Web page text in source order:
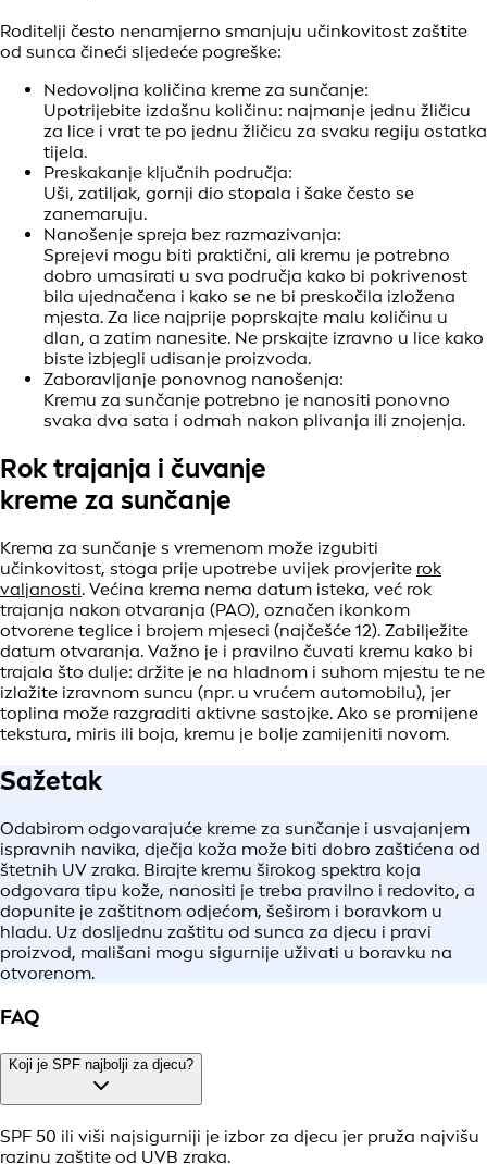
Roditelji često nenamjerno smanjuju učinkovitost zaštite
od sunca čineći sljedeće pogreške:
Nedovoljna količina kreme za sunčanje:
Upotrijebite izdašnu količinu: najmanje jednu žličicu
za lice i vrat te po jednu žličicu za svaku regiju ostatka
tijela.
Preskakanje ključnih područja:
Uši, zatiljak, gornji dio stopala i šake često se
zanemaruju.
Nanošenje spreja bez razmazivanja:
Sprejevi mogu biti praktični, ali kremu je potrebno
dobro umasirati u sva područja kako bi pokrivenost
bila ujednačena i kako se ne bi preskočila izložena
mjesta. Za lice najprije poprskajte malu količinu u
dlan, a zatim nanesite. Ne prskajte izravno u lice kako
biste izbjegli udisanje proizvoda.
Zaboravljanje ponovnog nanošenja:
Kremu za sunčanje potrebno je nanositi ponovno
svaka dva sata i odmah nakon plivanja ili znojenja.
Rok trajanja i čuvanje
kreme za sunčanje
Krema za sunčanje s vremenom može izgubiti
učinkovitost, stoga prije upotrebe uvijek provjerite rok
valjanosti. Većina krema nema datum isteka, već rok
trajanja nakon otvaranja (PAO), označen ikonkom
otvorene teglice i brojem mjeseci (najčešće 12). Zabilježite
datum otvaranja. Važno je i pravilno čuvati kremu kako bi
trajala što dulje: držite je na hladnom i suhom mjestu te ne
izlažite izravnom suncu (npr. u vrućem automobilu), jer
toplina može razgraditi aktivne sastojke. Ako se promijene
tekstura, miris ili boja, kremu je bolje zamijeniti novom.
Sažetak
Odabirom odgovarajuće kreme za sunčanje i usvajanjem
ispravnih navika, dječja koža može biti dobro zaštićena od
štetnih UV zraka. Birajte kremu širokog spektra koja
odgovara tipu kože, nanositi je treba pravilno i redovito, a
dopunite je zaštitnom odjećom, šeširom i boravkom u
hladu. Uz dosljednu zaštitu od sunca za djecu i pravi
proizvod, mališani mogu sigurnije uživati u boravku na
otvorenom.
FAQ
Koji je SPF najbolji za djecu?
SPF 50 ili viši najsigurniji je izbor za djecu jer pruža najvišu
razinu zaštite od UVB zraka.